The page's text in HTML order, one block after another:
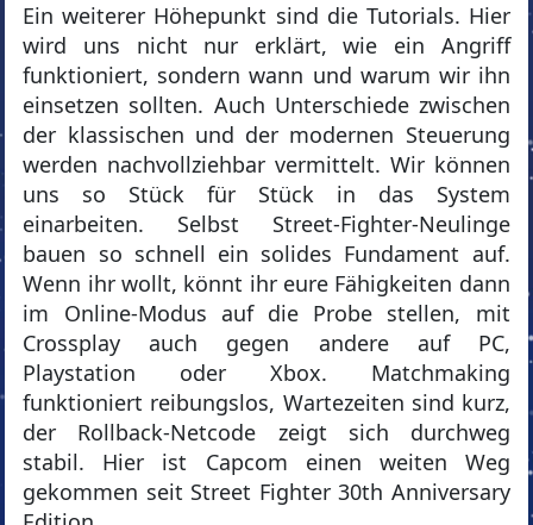
Ein weiterer Höhepunkt sind die Tutorials. Hier
wird uns nicht nur erklärt, wie ein Angriff
funktioniert, sondern wann und warum wir ihn
einsetzen sollten. Auch Unterschiede zwischen
der klassischen und der modernen Steuerung
werden nachvollziehbar vermittelt. Wir können
uns so Stück für Stück in das System
einarbeiten. Selbst Street-Fighter-Neulinge
bauen so schnell ein solides Fundament auf.
Wenn ihr wollt, könnt ihr eure Fähigkeiten dann
im Online-Modus auf die Probe stellen, mit
Crossplay auch gegen andere auf PC,
Playstation oder Xbox. Matchmaking
funktioniert reibungslos, Wartezeiten sind kurz,
der Rollback-Netcode zeigt sich durchweg
stabil. Hier ist Capcom einen weiten Weg
gekommen seit Street Fighter 30th Anniversary